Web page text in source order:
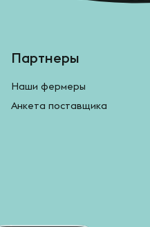
Партнеры
Наши фермеры
Анкета поставщика